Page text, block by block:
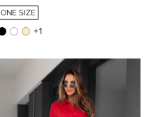
ONE SIZE
+1